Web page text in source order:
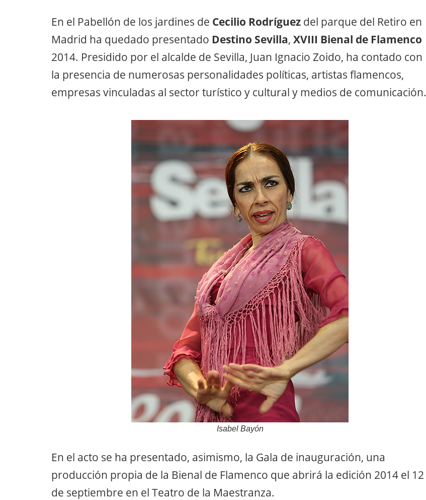
En el Pabellón de los jardines de Cecilio Rodríguez del parque del Retiro en
Madrid ha quedado presentado Destino Sevilla, XVIII Bienal de Flamenco
2014. Presidido por el alcalde de Sevilla, Juan Ignacio Zoido, ha contado con
la presencia de numerosas personalidades políticas, artistas flamencos,
empresas vinculadas al sector turístico y cultural y medios de comunicación.
Isabel Bayón
En el acto se ha presentado, asimismo, la Gala de inauguración, una
producción propia de la Bienal de Flamenco que abrirá la edición 2014 el 12
de septiembre en el Teatro de la Maestranza.